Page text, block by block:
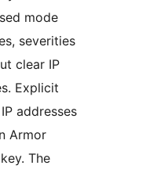
mode
severities
clear IP
Explicit
addresses
Armor
The